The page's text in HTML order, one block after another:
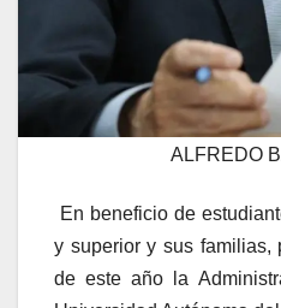
ALFREDO
En beneficio de
y superior y sus familias,
de este año la